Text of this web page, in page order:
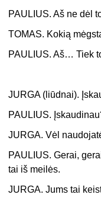
PAULIUS. Aš ne dėl
TOMAS. Kokią
PAULIUS. Aš… Tiek
JURGA (liūdnai).
PAULIUS.
JURGA. Vėl
PAULIUS. Gerai,
tai iš meilės.
JURGA. Jums tai